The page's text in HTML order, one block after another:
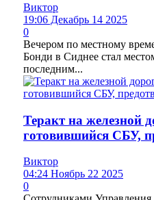
Виктор
19:06 Декабрь 14 2025
0
Вечером по местному
Бонди в Сиднее стал
последним...
Теракт на железной
готовившийся СБУ,
Виктор
04:24 Ноябрь 22 2025
0